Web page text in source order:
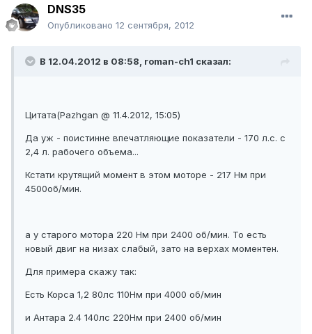
DNS35
Опубликовано 12 сентября, 2012
В 12.04.2012 в 08:58, roman-ch1 сказал:
Цитата(Pazhgan @ 11.4.2012, 15:05)
Да уж - поистинне впечатляющие показатели - 170 л.с. с
2,4 л. рабочего объема...
Кстати крутящий момент в этом моторе - 217 Нм при
4500об/мин.
а у старого мотора 220 Нм при 2400 об/мин. То есть
новый двиг на низах слабый, зато на верхах моментен.
Для примера скажу так:
Есть Корса 1,2 80лс 110Нм при 4000 об/мин
и Антара 2.4 140лс 220Нм при 2400 об/мин